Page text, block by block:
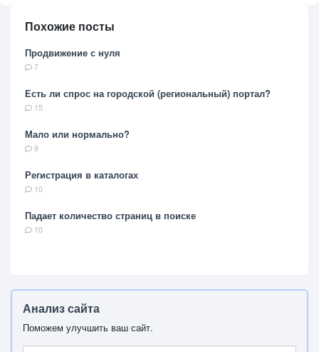
Похожие посты
Продвижение с нуля
7
Есть ли спрос на городской (региональный) портал?
15
Мало или нормально?
9
Регистрация в каталогах
10
Падает количество страниц в поиске
10
Анализ сайта
Поможем улучшить ваш сайт.